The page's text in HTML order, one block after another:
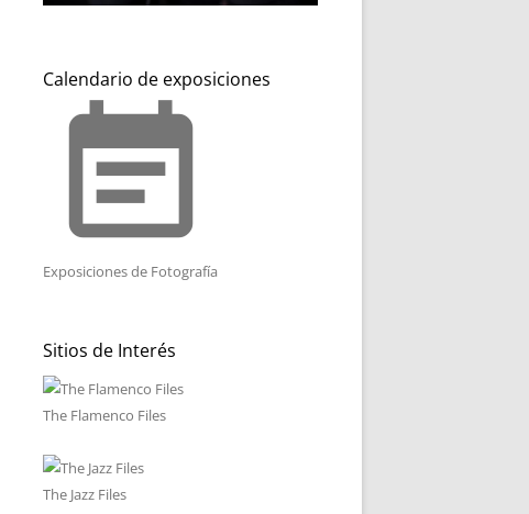
Calendario de exposiciones
event_note
Exposiciones de Fotografía
Sitios de Interés
The Flamenco Files
The Jazz Files